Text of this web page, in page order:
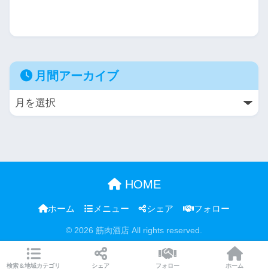
月間アーカイブ
HOME
ホーム メニュー シェア フォロー
© 2026 筋肉酒店 All rights reserved.
検索＆地域カテゴリ シェア フォロー ホーム